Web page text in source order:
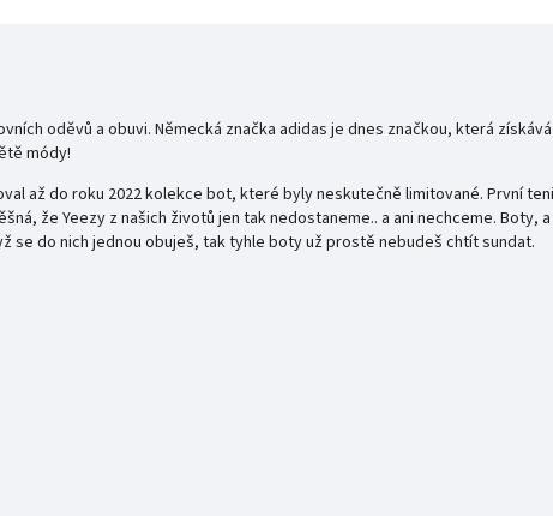
oděvů a obuvi. Německá značka adidas je dnes značkou, která
módy!
až do roku 2022 kolekce bot, které byly neskutečně limitované. První
že Yeezy z našich životů jen tak nedostaneme.. a ani nechceme. Boty, a
se do nich jednou obuješ, tak tyhle boty už prostě nebudeš chtít sundat.